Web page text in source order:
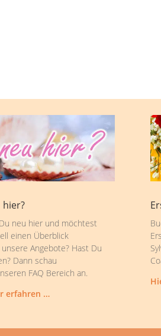
hier?
neu hier und möchtest
einen Überblick
Angebote? Hast Du
Dann schau
FAQ Bereich an.
erfahren …